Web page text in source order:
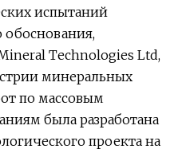
испытаний
Technologies Ltd,
минеральных
по массовым
была разработана
проекта на